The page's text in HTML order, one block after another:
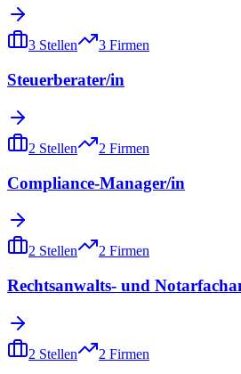
3 Stellen 3 Firmen
Steuerberater/in
2 Stellen 2 Firmen
Compliance-Manager/in
2 Stellen 2 Firmen
Rechtsanwalts- und
2 Stellen 2 Firmen